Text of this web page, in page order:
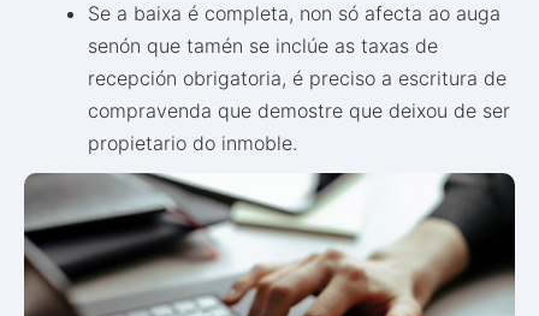
Se a baixa é completa, non só afecta ao auga
senón que tamén se inclúe as taxas de
recepción obrigatoria, é preciso a escritura de
compravenda que demostre que deixou de ser
propietario do inmoble.